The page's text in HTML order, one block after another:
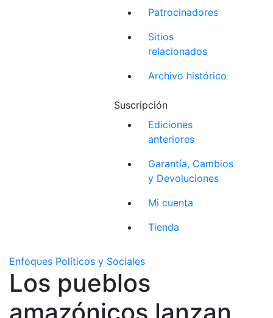
Patrocinadores
Sitios
relacionados
Archivo histórico
Suscripción
Ediciones
anteriores
Garantía, Cambios
y Devoluciones
Mi cuenta
Tienda
Enfoques Políticos y Sociales
Los pueblos